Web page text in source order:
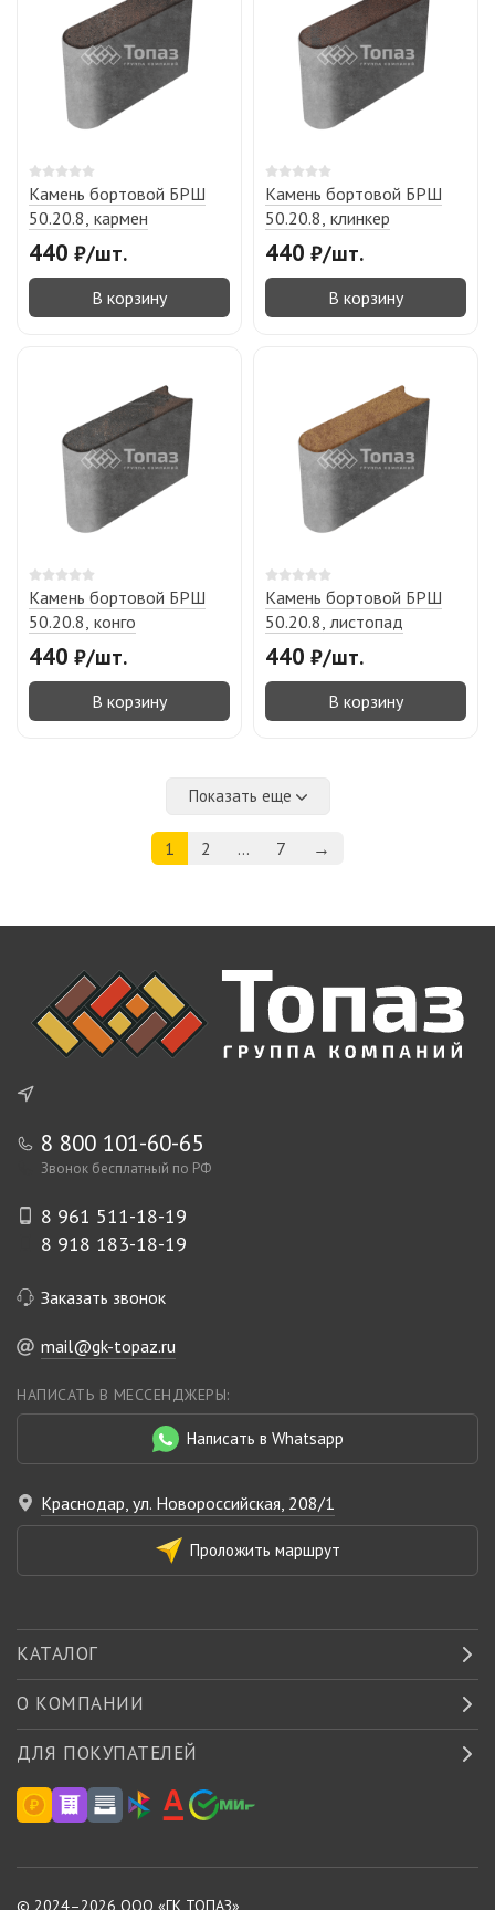
Камень бортовой БРШ
50.20.8, кармен
440 ₽/шт.
В корзину
Камень бортовой БРШ
50.20.8, клинкер
440 ₽/шт.
В корзину
Камень бортовой БРШ
50.20.8, конго
440 ₽/шт.
В корзину
Камень бортовой БРШ
50.20.8, листопад
440 ₽/шт.
В корзину
Показать еще
1 2 ... 7 →
8 800 101-60-65
Звонок бесплатный по РФ
8 961 511-18-19
8 918 183-18-19
Заказать звонок
mail@gk-topaz.ru
НАПИСАТЬ В МЕССЕНДЖЕРЫ:
Написать в Whatsapp
Краснодар, ул. Новороссийская, 208/1
Проложить маршрут
КАТАЛОГ
О КОМПАНИИ
ДЛЯ ПОКУПАТЕЛЕЙ
© 2024–2026 ООО «ГК ТОПАЗ»